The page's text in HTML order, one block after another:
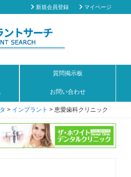
新規会員登録 マイページ
質問掲示板
お問い合わせ
> インプラント > 恵愛歯科クリニック